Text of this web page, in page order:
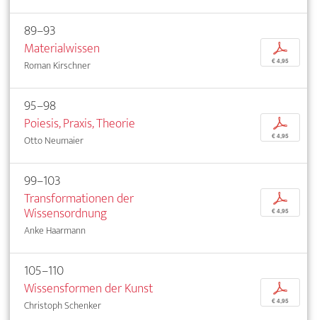
89–93
Materialwissen
Roman Kirschner
p
€ 4,95
95–98
Poiesis, Praxis, Theorie
Otto Neumaier
p
€ 4,95
99–103
Transformationen der
Wissensordnung
Anke Haarmann
p
€ 4,95
105–110
Wissensformen der Kunst
Christoph Schenker
p
€ 4,95